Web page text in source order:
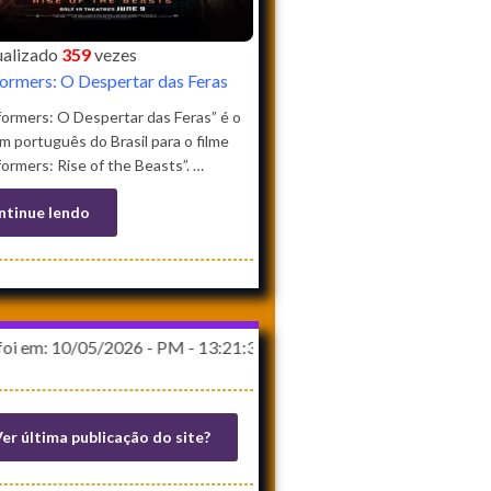
359vezes
O Despertar das Feras
O Despertar das Feras” é o
português do Brasil para o filme
Rise of the Beasts”. …
lendo
2026 - PM - 13:21:39
última publicação do site?